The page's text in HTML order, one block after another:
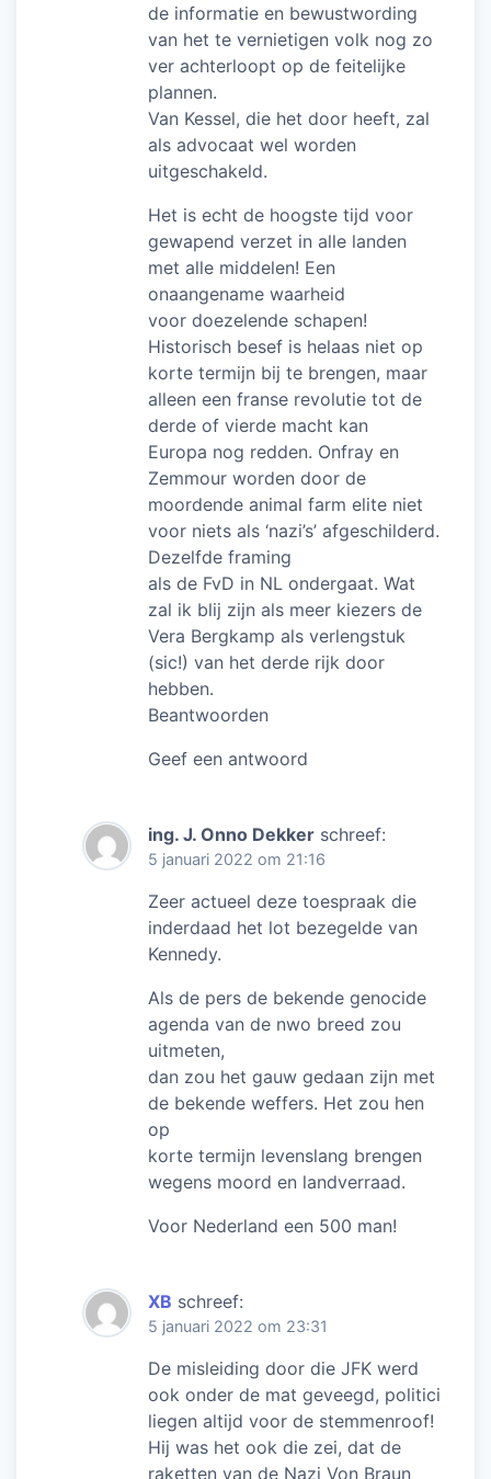
de informatie en bewustwording
van het te vernietigen volk nog zo
ver achterloopt op de feitelijke
plannen.
Van Kessel, die het door heeft, zal
als advocaat wel worden
uitgeschakeld.
Het is echt de hoogste tijd voor
gewapend verzet in alle landen
met alle middelen! Een
onaangename waarheid
voor doezelende schapen!
Historisch besef is helaas niet op
korte termijn bij te brengen, maar
alleen een franse revolutie tot de
derde of vierde macht kan
Europa nog redden. Onfray en
Zemmour worden door de
moordende animal farm elite niet
voor niets als ‘nazi’s’ afgeschilderd.
Dezelfde framing
als de FvD in NL ondergaat. Wat
zal ik blij zijn als meer kiezers de
Vera Bergkamp als verlengstuk
(sic!) van het derde rijk door
hebben.
Beantwoorden
Geef een antwoord
ing. J. Onno Dekker schreef:
5 januari 2022 om 21:16
Zeer actueel deze toespraak die
inderdaad het lot bezegelde van
Kennedy.
Als de pers de bekende genocide
agenda van de nwo breed zou
uitmeten,
dan zou het gauw gedaan zijn met
de bekende weffers. Het zou hen
op
korte termijn levenslang brengen
wegens moord en landverraad.
Voor Nederland een 500 man!
XB schreef:
5 januari 2022 om 23:31
De misleiding door die JFK werd
ook onder de mat geveegd, politici
liegen altijd voor de stemmenroof!
Hij was het ook die zei, dat de
raketten van de Nazi Von Braun